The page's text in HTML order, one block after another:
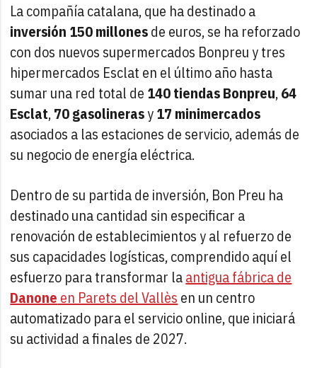
La compañía catalana, que ha destinado a
inversión 150 millonesde euros, se ha reforzado
con dos nuevos supermercados Bonpreu y tres
hipermercados Esclat en el último año hasta
sumar una red total de 140 tiendas Bonpreu,64
Esclat,70 gasolinerasy17 minimercados
asociados a las estaciones de servicio, además de
su negocio de energía eléctrica.
Dentro de su partida de inversión, Bon Preu ha
destinado una cantidad sin especificar a
renovación de establecimientos y al refuerzo de
sus capacidades logísticas, comprendido aquí el
esfuerzo para transformar laantigua fábrica de
Danone en Parets del Vallès en un centro
automatizado para el servicio online, que iniciará
su actividad a finales de 2027.